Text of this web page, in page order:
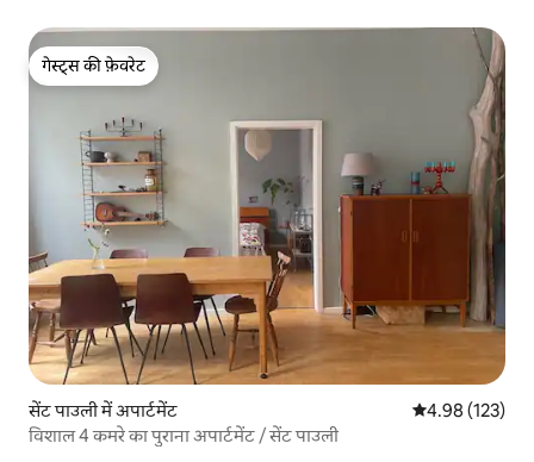
गेस्ट्स की फ़ेवरेट
गेस्ट्स की फ़ेवरेट
सेंट पाउली में अपार्टमेंट औसत रेटिंग 5 में से
4.98 (123)
विशाल 4 कमरे का पुराना अपार्टमेंट / सेंट पाउली